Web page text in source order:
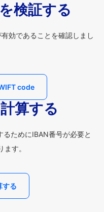
検証する
効であることを確認しまし
code
算する
ためにIBAN番号が必要と
す。
する